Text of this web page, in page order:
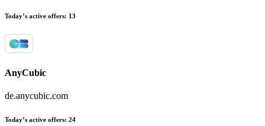
Today’s active offers: 13
AnyCubic
de.anycubic.com
Today’s active offers: 24